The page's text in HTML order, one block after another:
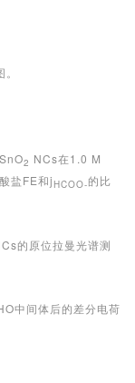
2 NCs在1.0 M
盐FE和j HCOO-的比
的原位拉曼光谱测
中间体后的差分电荷